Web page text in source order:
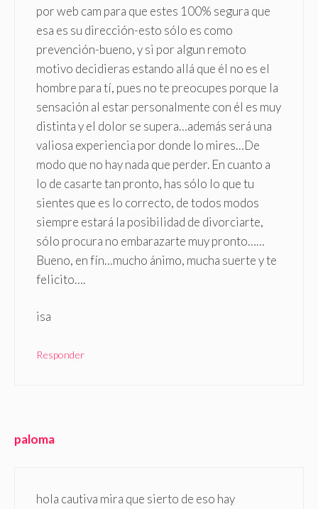
por web cam para que estes 100% segura que
esa es su dirección-esto sólo es como
prevención-bueno, y si por algun remoto
motivo decidieras estando allá que él no es el
hombre para tí, pues no te preocupes porque la
sensación al estar personalmente con él es muy
distinta y el dolor se supera…además será una
valiosa experiencia por donde lo mires…De
modo que no hay nada que perder. En cuanto a
lo de casarte tan pronto, has sólo lo que tu
sientes que es lo correcto, de todos modos
siempre estará la posibilidad de divorciarte,
sólo procura no embarazarte muy pronto……
Bueno, en fín…mucho ánimo, mucha suerte y te
felicito….
isa
Responder
paloma
hola cautiva mira que sierto de eso hay